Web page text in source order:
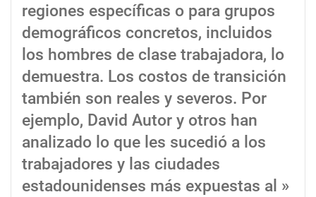
regiones específicas o para grupos
demográficos concretos, incluidos
los hombres de clase trabajadora, lo
demuestra. Los costos de transición
también son reales y severos. Por
ejemplo, David Autor y otros han
analizado lo que les sucedió a los
trabajadores y las ciudades
estadounidenses más expuestas al »